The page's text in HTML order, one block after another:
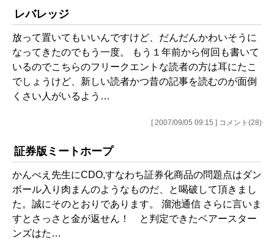
レバレッジ
放って置いてもいいんですけど、だんだんかわいそうに
なってきたのでもう一度。 もう１年前から何回も書いて
いるのでこちらのフリークエントな読者の方は耳にたこ
でしょうけど、新しい読者かつ昔の記事を読むのが面倒
くさい人がいるよう…
[ 2007/09/05 09:15 ] コメント(28)
証券版ミートホープ
かんべえ先生にCDO,すなわち証券化商品の問題点はダン
ボール入り肉まんのようなものだ、と喝破して頂きまし
た。誠にそのとおりであります。 溜池通信 さらに言いま
すとさっさと金が返せん！ と判定できたベアースター
ンズはた…